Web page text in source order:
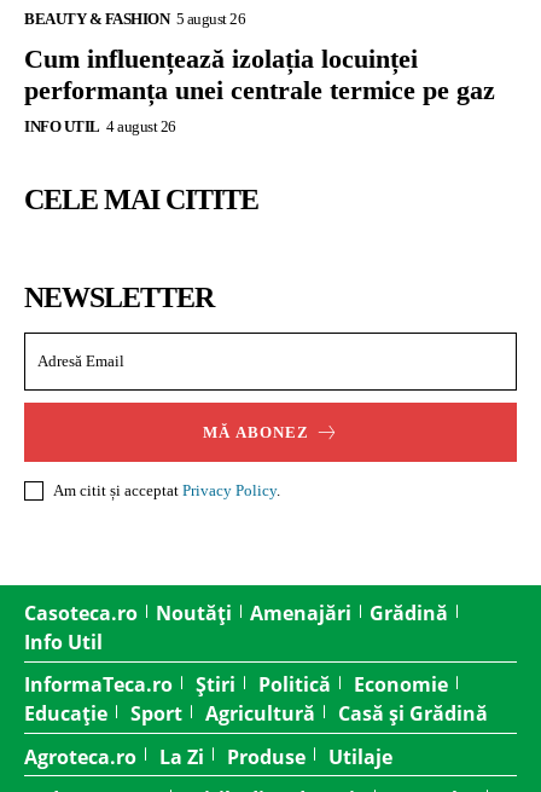
BEAUTY & FASHION 5 august 26
Cum influențează izolația locuinței
performanța unei centrale termice pe gaz
INFO UTIL 4 august 26
CELE MAI CITITE
NEWSLETTER
MĂ ABONEZ
Am citit și acceptat Privacy Policy.
Casoteca.ro Noutăți Amenajări
Grădină
Info Util
InformaTeca.ro
Știri Politică
Economie
Educație
Sport Agricultură
Casă și Grădină
Agroteca.ro
La Zi Produse
Utilaje